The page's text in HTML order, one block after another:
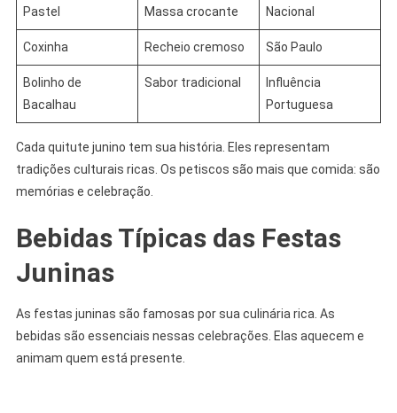
Pastel Massa crocante Nacional
Coxinha Recheio cremoso São Paulo
Bolinho de
Bacalhau
Sabor tradicional
Influência
Portuguesa
Cada quitute junino tem sua história. Eles representam
tradições culturais ricas. Os petiscos são mais que comida: são
memórias e celebração.
Bebidas Típicas das Festas
Juninas
As festas juninas são famosas por sua culinária rica. As
bebidas são essenciais nessas celebrações. Elas aquecem e
animam quem está presente.